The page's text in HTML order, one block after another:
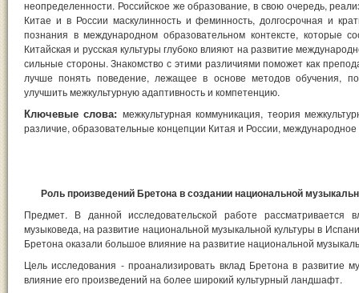
неопределенности. Российское же образование, в свою очередь,
Китае и в России маскулинность и феминность, долгосрочная и
познания в международном образовательном контексте, которые
Китайская и русская культуры глубоко влияют на развитие
сильные стороны. Знакомство с этими различиями поможет как
лучше понять поведение, лежащее в основе методов обучения,
улучшить межкультурную адаптивность и компетенцию.
Ключевые слова: межкультурная коммуникация, теория
различие, образовательные концепции Китая и России,
Роль произведений Бретона в создании национальной
Предмет. В данной исследовательской работе
музыковеда, на развитие национальной музыкальной культуры в
Бретона оказали большое влияние на развитие национальной
Цель исследования - проанализировать вклад Бретона в развитие
влияние его произведений на более широкий культурный ландшафт.